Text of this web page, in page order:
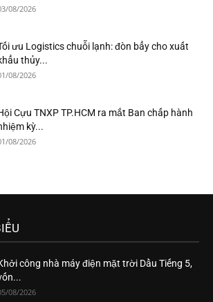
08/2026
ưu Logistics chuỗi lạnh: đòn bẩy cho xuất
thủy...
08/2026
Cựu TNXP TP.HCM ra mắt Ban chấp hành
kỳ...
08/2026
công nhà máy điện mặt trời Dầu Tiếng 5,
08/2026